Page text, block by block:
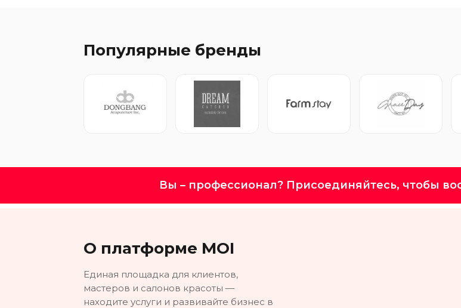
Популярные бренды
Вы – профессионал? Присоединяйтесь, чтобы
О платформе MOI
Единая площадка для клиентов,
мастеров и салонов красоты —
находите услуги и развивайте бизнес в